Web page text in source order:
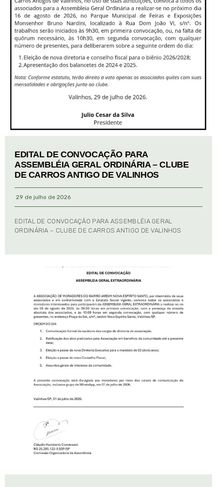
EDITAL DE CONVOCAÇÃO PARA
ASSEMBLÉIA GERAL ORDINÁRIA – CLUBE
DE CARROS ANTIGO DE VALINHOS
29 de julho de 2026
EDITAL DE CONVOCAÇÃO PARA ASSEMBLÉIA GERAL
ORDINÁRIA – CLUBE DE CARROS ANTIGO DE VALINHOS